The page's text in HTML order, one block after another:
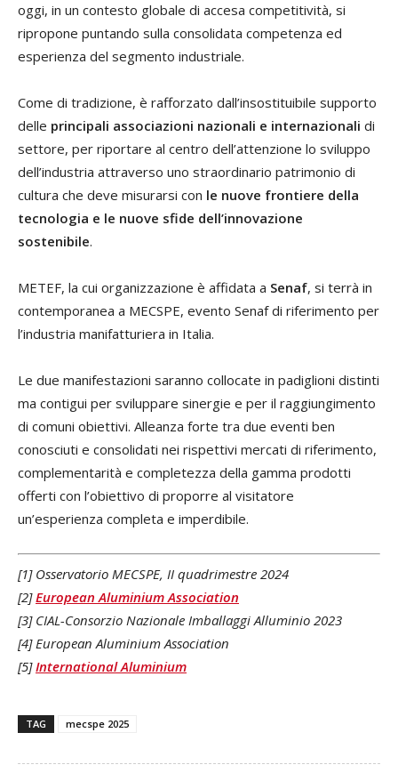
oggi, in un contesto globale di accesa competitività, si
ripropone puntando sulla consolidata competenza ed
esperienza del segmento industriale.
Come di tradizione, è rafforzato dall’insostituibile supporto
delle principali associazioni nazionali e internazionali di
settore, per riportare al centro dell’attenzione lo sviluppo
dell’industria attraverso uno straordinario patrimonio di
cultura che deve misurarsi con le nuove frontiere della
tecnologia e le nuove sfide dell’innovazione
sostenibile.
METEF, la cui organizzazione è affidata a Senaf, si terrà in
contemporanea a MECSPE, evento Senaf di riferimento per
l’industria manifatturiera in Italia.
Le due manifestazioni saranno collocate in padiglioni distinti
ma contigui per sviluppare sinergie e per il raggiungimento
di comuni obiettivi. Alleanza forte tra due eventi ben
conosciuti e consolidati nei rispettivi mercati di riferimento,
complementarità e completezza della gamma prodotti
offerti con l’obiettivo di proporre al visitatore
un’esperienza completa e imperdibile.
[1] Osservatorio MECSPE, II quadrimestre 2024
[2]European Aluminium Association
[3] CIAL-Consorzio Nazionale Imballaggi Alluminio 2023
[4] European Aluminium Association
[5]International Aluminium
TAG mecspe 2025